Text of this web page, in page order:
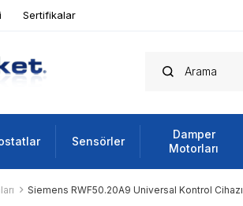
Sertifikalar
Sensörler
Damper
Motorları
Siemens RWF50.20A9 Universal Kontrol Cihazı